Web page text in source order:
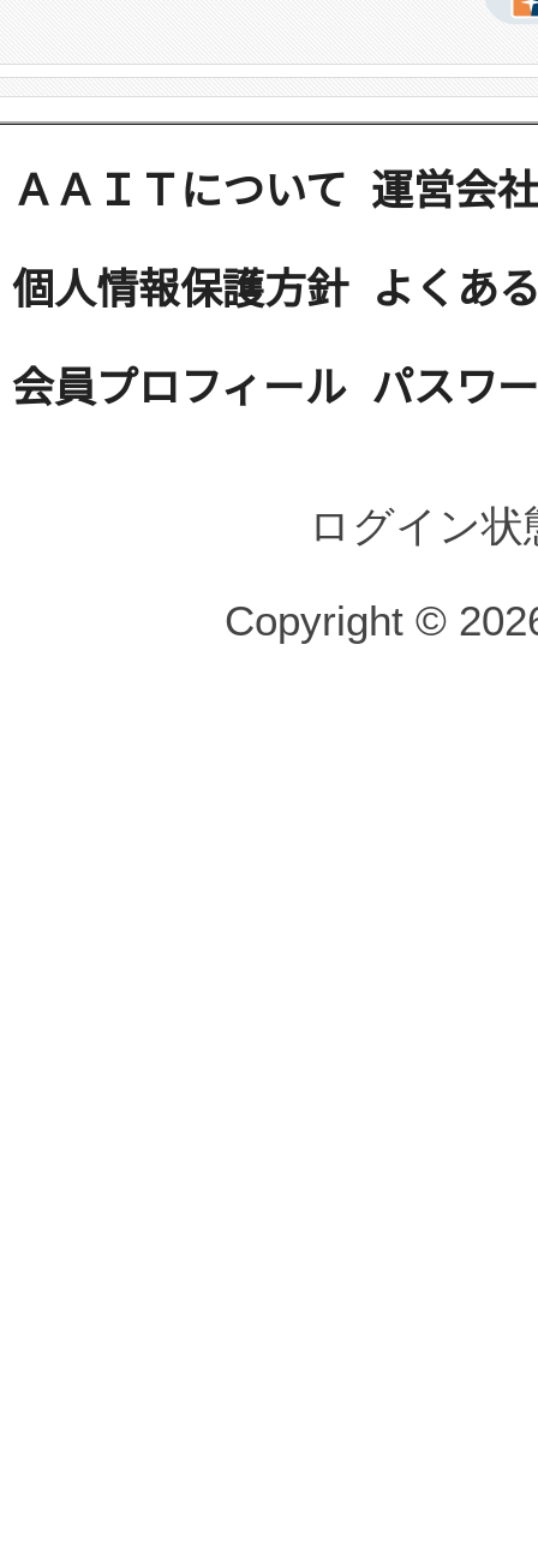
ＡＡＩＴについて 運営会社
個人情報保護方針 よくあ
会員プロフィール パスワ
ログイン
Copyright ©